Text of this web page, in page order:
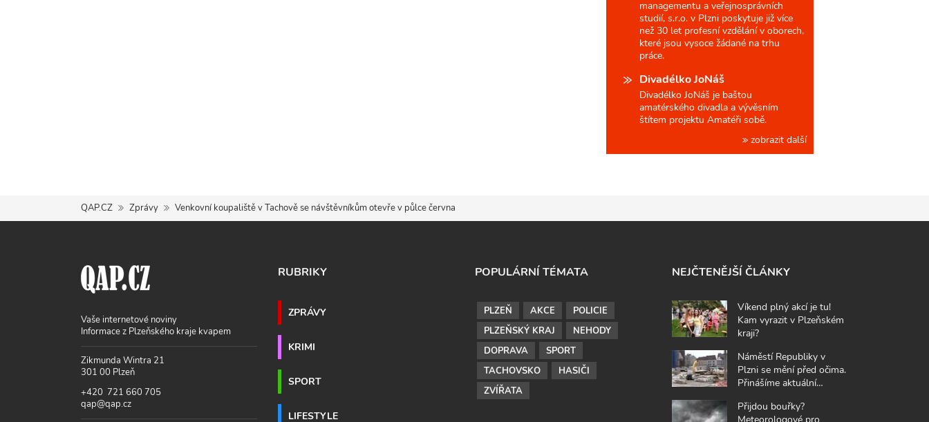
managementu a veřejnosprávních
studií, s.r.o. v Plzni poskytuje již více
než 30 let profesní vzdělání v oborech,
které jsou vysoce žádané na trhu
práce.
Divadélko JoNáš
Divadélko JoNáš je baštou
amatérského divadla a vývěsním
štítem projektu Amatéři sobě.
zobrazit další
QAP.CZ Zprávy Venkovní koupaliště v Tachově se návštěvníkům otevře v půlce června
Vaše internetové noviny
Informace z Plzeňského kraje kvapem
Zikmunda Wintra 21
301 00 Plzeň
+420 721 660 705
qap@qap.cz
RUBRIKY
ZPRÁVY
KRIMI
SPORT
LIFESTYLE
POPULÁRNÍ TÉMATA
PLZEŇ AKCE
POLICIE
PLZEŇSKÝ KRAJ
NEHODY
DOPRAVA
SPORT
TACHOVSKO
HASIČI
ZVÍŘATA
NEJČTENĚJŠÍ ČLÁNKY
Víkend plný akcí je tu!
Kam vyrazit v Plzeňském
kraji?
Náměstí Republiky v
Plzni se mění před očima.
Přinášíme aktuální
Přijdou bouřky?
Meteorologové pro